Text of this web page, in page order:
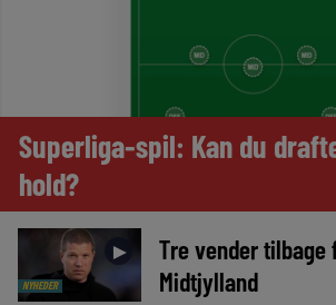
Superliga-spil: Kan du
hold?
NYHEDER
►
Tre vender tilbage
Midtjylland